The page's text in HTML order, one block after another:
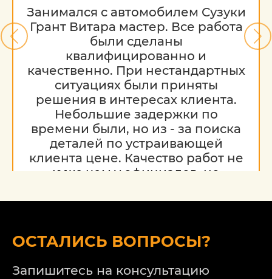
Занимался с автомобилем Сузуки
Грант Витара мастер. Все работа
были сделаны
квалифицированно и
качественно. При нестандартных
ситуациях были приняты
решения в интересах клиента.
Небольшие задержки по
времени были, но из - за поиска
деталей по устраивающей
клиента цене. Качество работ не
хуже чем у официалов, но
работу, надеюсь на дальнейшее
ОСТАЛИСЬ ВОПРОСЫ?
Запишитесь на консультацию